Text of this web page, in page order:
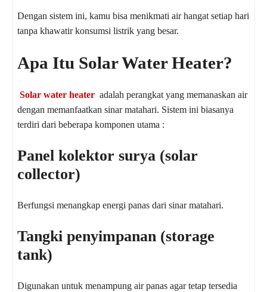
Dengan sistem ini, kamu bisa menikmati air hangat setiap hari
tanpa khawatir konsumsi listrik yang besar.
Apa Itu Solar Water Heater?
Solar water heater adalah perangkat yang memanaskan air
dengan memanfaatkan sinar matahari. Sistem ini biasanya
terdiri dari beberapa komponen utama :
Panel kolektor surya (solar
collector)
Berfungsi menangkap energi panas dari sinar matahari.
Tangki penyimpanan (storage
tank)
Digunakan untuk menampung air panas agar tetap tersedia